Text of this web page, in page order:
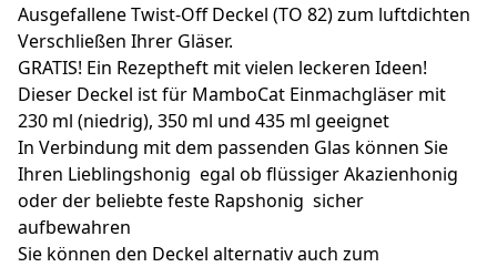
Ausgefallene Twist-Off Deckel (TO 82) zum luftdichten
Verschließen Ihrer Gläser.
GRATIS! Ein Rezeptheft mit vielen leckeren Ideen!
Dieser Deckel ist für MamboCat Einmachgläser mit
230 ml (niedrig), 350 ml und 435 ml geeignet
In Verbindung mit dem passenden Glas können Sie
Ihren Lieblingshonig  egal ob flüssiger Akazienhonig
oder der beliebte feste Rapshonig  sicher
aufbewahren
Sie können den Deckel alternativ auch zum